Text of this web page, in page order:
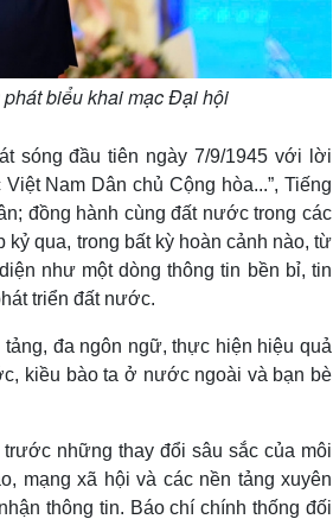
biểu khai mạc Đại hội
sóng đầu tiên ngày 7/9/1945 với lời
Nam Dân chủ Cộng hòa...”, Tiếng
đồng hành cùng đất nước trong các
qua, trong bất kỳ hoàn cảnh nào, từ
như một dòng thông tin bền bỉ, tin
triển đất nước.
đa ngôn ngữ, thực hiện hiệu quả
kiều bào ta ở nước ngoài và bạn bè
những thay đổi sâu sắc của môi
mạng xã hội và các nền tảng xuyên
thông tin. Báo chí chính thống đối